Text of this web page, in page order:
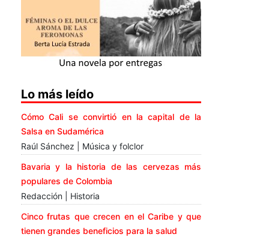
Lo más leído
Cómo Cali se convirtió en la capital de la
Salsa en Sudamérica
Raúl Sánchez | Música y folclor
Bavaria y la historia de las cervezas más
populares de Colombia
Redacción | Historia
Cinco frutas que crecen en el Caribe y que
tienen grandes beneficios para la salud